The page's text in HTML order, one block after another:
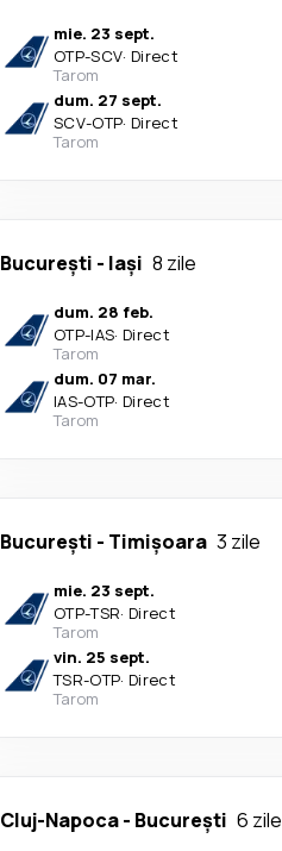
mie. 23 sept.
OTP-SCV· Direct
Tarom
dum. 27 sept.
SCV-OTP· Direct
Tarom
București - Iași 8 zile
dum. 28 feb.
OTP-IAS· Direct
Tarom
dum. 07 mar.
IAS-OTP· Direct
Tarom
București - Timișoara 3 zile
mie. 23 sept.
OTP-TSR· Direct
Tarom
vin. 25 sept.
TSR-OTP· Direct
Tarom
Cluj-Napoca- București 6 zile